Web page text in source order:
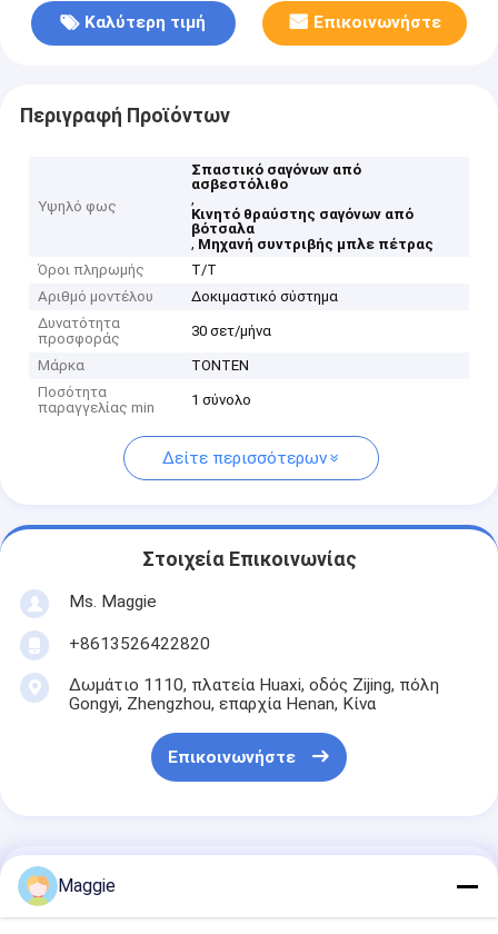
Καλύτερη τιμή Επικοινωνήστε
Περιγραφή Προϊόντων
Υψηλό φως
Σπαστικό σαγόνων από
ασβεστόλιθο
,
Κινητό θραύστης σαγόνων από
βότσαλα
, Μηχανή συντριβής μπλε πέτρας
Όροι πληρωμής
Τ/Τ
Αριθμό μοντέλου
Δοκιμαστικό σύστημα
Δυνατότητα
προσφοράς
30 σετ/μήνα
Μάρκα
TONTEN
Ποσότητα
παραγγελίας min
1 σύνολο
Δείτε περισσότερων
Στοιχεία Επικοινωνίας
Ms. Maggie
+8613526422820
Δωμάτιο 1110, πλατεία Huaxi, οδός Zijing, πόλη
Gongyi, Zhengzhou, επαρχία Henan, Κίνα
Επικοινωνήστε
Αποκτήστε Την Καλύτερη Τιμή Για
Maggie